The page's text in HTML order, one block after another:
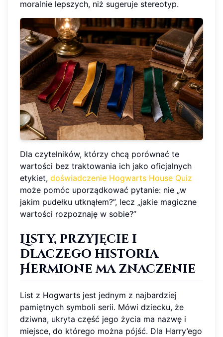
moralnie lepszych, niż sugeruje stereotyp.
Dla czytelników, którzy chcą porównać te
wartości bez traktowania ich jako oficjalnych
etykiet, doświadczenie Hogwarts House Quiz
może pomóc uporządkować pytanie: nie „w
jakim pudełku utknąłem?”, lecz „jakie magiczne
wartości rozpoznaję w sobie?”
Listy, przyjęcie i
dlaczego historia
Hermione ma znaczenie
List z Hogwarts jest jednym z najbardziej
pamiętnych symboli serii. Mówi dziecku, że
dziwna, ukryta część jego życia ma nazwę i
miejsce, do którego można pójść. Dla Harry’ego